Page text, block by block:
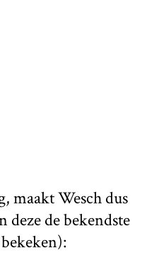
maakt Wesch dus
deze de bekendste